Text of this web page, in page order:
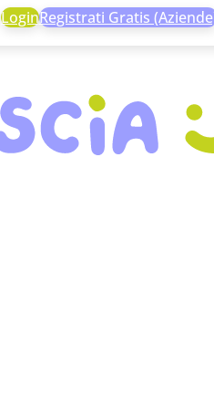
LoginRegistrati Gratis